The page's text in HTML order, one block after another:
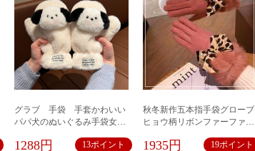
グラブ 手袋 手套かわいい
パパ犬のぬいぐるみ手袋女性
ー自転車保温首掛けバッグ学
1288円 13ポイント
秋冬新作五本指手袋グローブ
ヒョウ柄リボンファーファッ
国
1935円 19ポイント